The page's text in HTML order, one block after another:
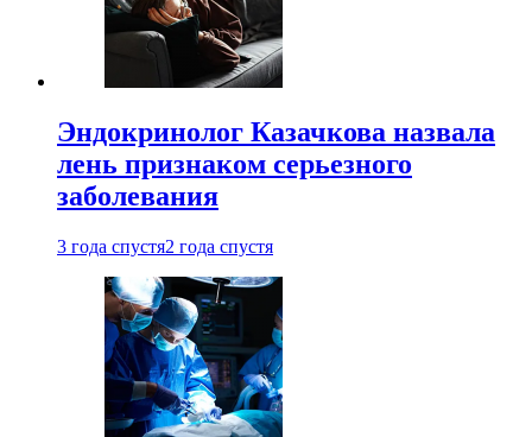
Эндокринолог Казачкова назвала
лень признаком серьезного
заболевания
3 года спустя2 года спустя